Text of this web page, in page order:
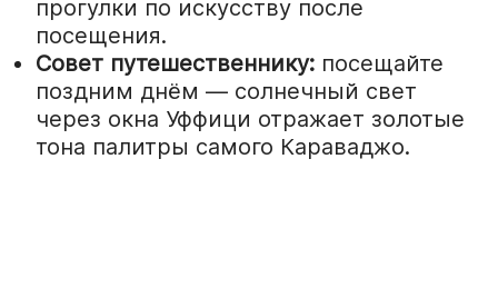
прогулки по искусству после
посещения.
Совет путешественнику: посещайте
поздним днём — солнечный свет
через окна Уффици отражает золотые
тона палитры самого Караваджо.